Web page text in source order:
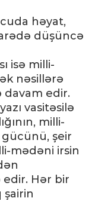
həyat,
düşüncə
isə milli-
nəsillərə
davam edir.
vasitəsilə
milli-
şeir
mədəni irsin
Hər bir